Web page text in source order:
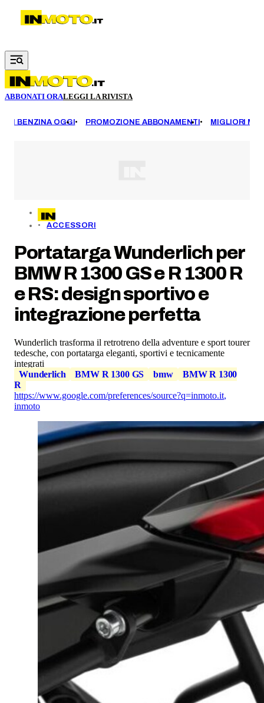
Vai al contenuto principale
ABBONATI ORALEGGI LA RIVISTA
BENZINA OGGI PROMOZIONE ABBONAMENTI MIGLIORI
ACCESSORI
Portatarga Wunderlich per
BMW R 1300 GS e R 1300 R
e RS: design sportivo e
integrazione perfetta
Wunderlich trasforma il retrotreno della adventure e sport tourer
tedesche, con portatarga eleganti, sportivi e tecnicamente
integrati
Wunderlich
BMW R 1300 GS bmw
BMW R 1300
R
https://www.google.com/preferences/source?q=inmoto.it,
inmoto